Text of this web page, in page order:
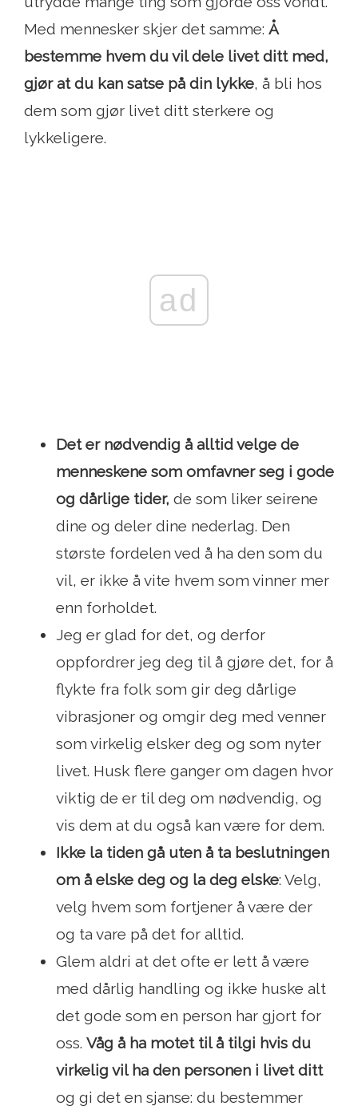
Med mennesker skjer det samme: Å
bestemme hvem du vil dele livet ditt med,
gjør at du kan satse på din lykke, å bli hos
dem som gjør livet ditt sterkere og
lykkeligere.
ad
Det er nødvendig å alltid velge de
menneskene som omfavner seg i gode
og dårlige tider, de som liker seirene
dine og deler dine nederlag. Den
største fordelen ved å ha den som du
vil, er ikke å vite hvem som vinner mer
enn forholdet.
Jeg er glad for det, og derfor
oppfordrer jeg deg til å gjøre det, for å
flykte fra folk som gir deg dårlige
vibrasjoner og omgir deg med venner
som virkelig elsker deg og som nyter
livet. Husk flere ganger om dagen hvor
viktig de er til deg om nødvendig, og
vis dem at du også kan være for dem.
Ikke la tiden gå uten å ta beslutningen
om å elske deg og la deg elske: Velg,
velg hvem som fortjener å være der
og ta vare på det for alltid.
Glem aldri at det ofte er lett å være
med dårlig handling og ikke huske alt
det gode som en person har gjort for
oss. Våg å ha motet til å tilgi hvis du
virkelig vil ha den personen i livet ditt
og gi det en sjanse: du bestemmer